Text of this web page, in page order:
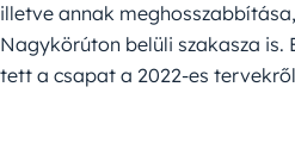
illetve annak
Nagykörúton belüli szakasza
tett a csapat a 2022-es